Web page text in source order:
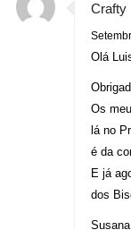
Crafty
Olá
Os
lá no
é da
E já
dos